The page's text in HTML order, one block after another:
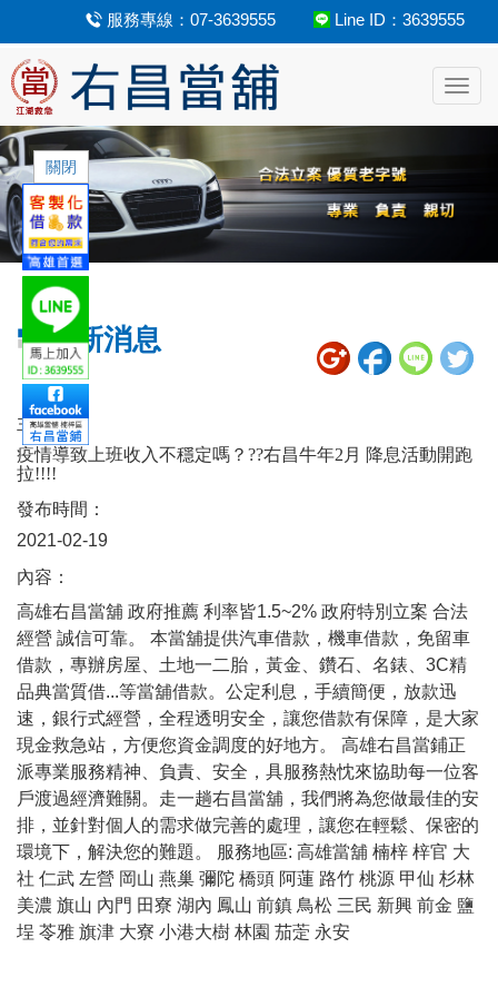
服務專線：07-3639555 Line ID：3639555
最新消息
主題：
疫情導致上班收入不穩定嗎？??右昌牛年2月 降息活動開跑
拉!!!!
發布時間：
2021-02-19
內容：
高雄右昌當舖 政府推薦 利率皆1.5~2% 政府特別立案 合法
經營 誠信可靠。 本當舖提供汽車借款，機車借款，免留車
借款，專辦房屋、土地一二胎，黃金、鑽石、名錶、3C精
品典當質借...等當舖借款。公定利息，手續簡便，放款迅
速，銀行式經營，全程透明安全，讓您借款有保障，是大家
現金救急站，方便您資金調度的好地方。 高雄右昌當鋪正
派專業服務精神、負責、安全，具服務熱忱來協助每一位客
戶渡過經濟難關。走一趟右昌當舖，我們將為您做最佳的安
排，並針對個人的需求做完善的處理，讓您在輕鬆、保密的
環境下，解決您的難題。 服務地區: 高雄當舖 楠梓 梓官 大
社 仁武 左營 岡山 燕巢 彌陀 橋頭 阿蓮 路竹 桃源 甲仙 杉林
美濃 旗山 內門 田寮 湖內 鳳山 前鎮 鳥松 三民 新興 前金 鹽
埕 苓雅 旗津 大寮 小港大樹 林園 茄萣 永安
關閉